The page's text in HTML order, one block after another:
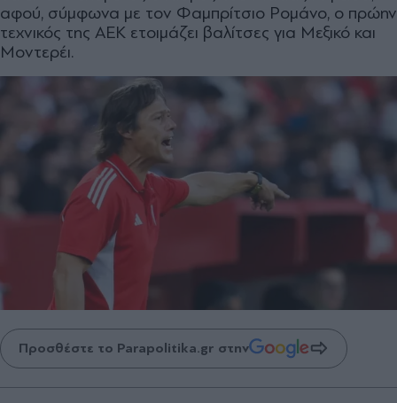
αφού, σύμφωνα με τον Φαμπρίτσιο Ρομάνο, ο πρώην
τεχνικός της ΑΕΚ ετοιμάζει βαλίτσες για Μεξικό και
Μοντερέι.
Προσθέστε το Parapolitika.gr στην